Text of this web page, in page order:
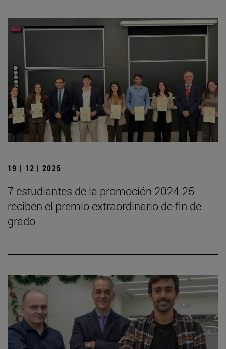
19 | 12 | 2025
7 estudiantes de la promoción 2024-25
reciben el premio extraordinario de fin de
grado